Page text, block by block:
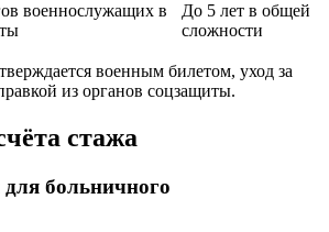
военнослужащих в
До 5 лет в общей
сложности
военным билетом, уход за
из органов соцзащиты.
стажа
больничного